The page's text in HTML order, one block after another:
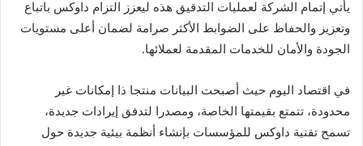
يأتي إتمام الشركة لعمليات التدقيق هذه ليعزز التزام داوكس باتباع
وتعزيز والحفاظ على الضوابط الأكثر صرامة لضمان أعلى مستويات
الجودة والأمان للخدمات المقدمة لعملائها.
في اقتصاد اليوم حيث أصبحت البيانات منتجا ذا إمكانات غير
محدودة، تتمتع بقيمتها الخاصة، ومصدرا لتدفق إيرادات جديدة،
تسمح تقنية داوكس للمؤسسات بإنشاء أنظمة بيئية جديدة حول